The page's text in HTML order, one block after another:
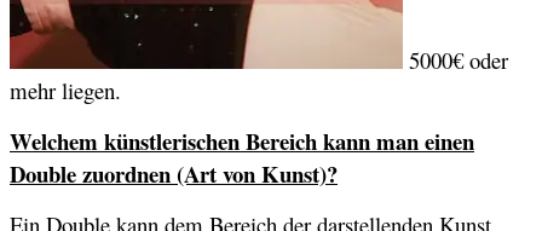
5000€ oder
mehr liegen.
Welchem künstlerischen Bereich kann man einen
Double zuordnen (Art von Kunst)?
Ein Double kann dem Bereich der darstellenden Kunst